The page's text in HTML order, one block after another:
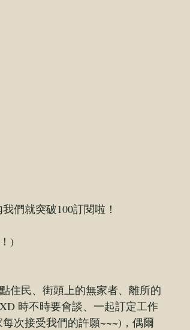
們就突破100訂閱啦！
)
住民、街頭上的無家者、離所的
時不時要會談、一起訂定工作
次接受我們的許願~~~)，偶爾